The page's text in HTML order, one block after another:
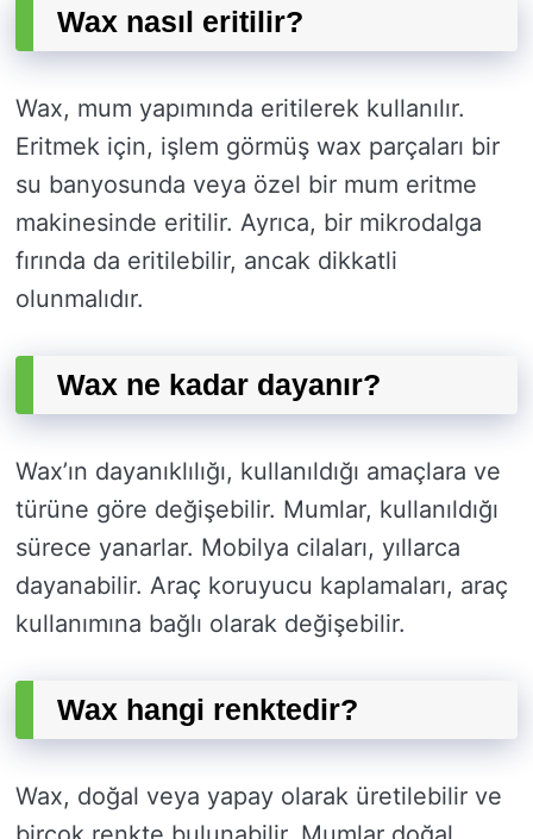
Wax nasıl eritilir?
Wax, mum yapımında eritilerek kullanılır.
Eritmek için, işlem görmüş wax parçaları bir
su banyosunda veya özel bir mum eritme
makinesinde eritilir. Ayrıca, bir mikrodalga
fırında da eritilebilir, ancak dikkatli
olunmalıdır.
Wax ne kadar dayanır?
Wax’ın dayanıklılığı, kullanıldığı amaçlara ve
türüne göre değişebilir. Mumlar, kullanıldığı
sürece yanarlar. Mobilya cilaları, yıllarca
dayanabilir. Araç koruyucu kaplamaları, araç
kullanımına bağlı olarak değişebilir.
Wax hangi renktedir?
Wax, doğal veya yapay olarak üretilebilir ve